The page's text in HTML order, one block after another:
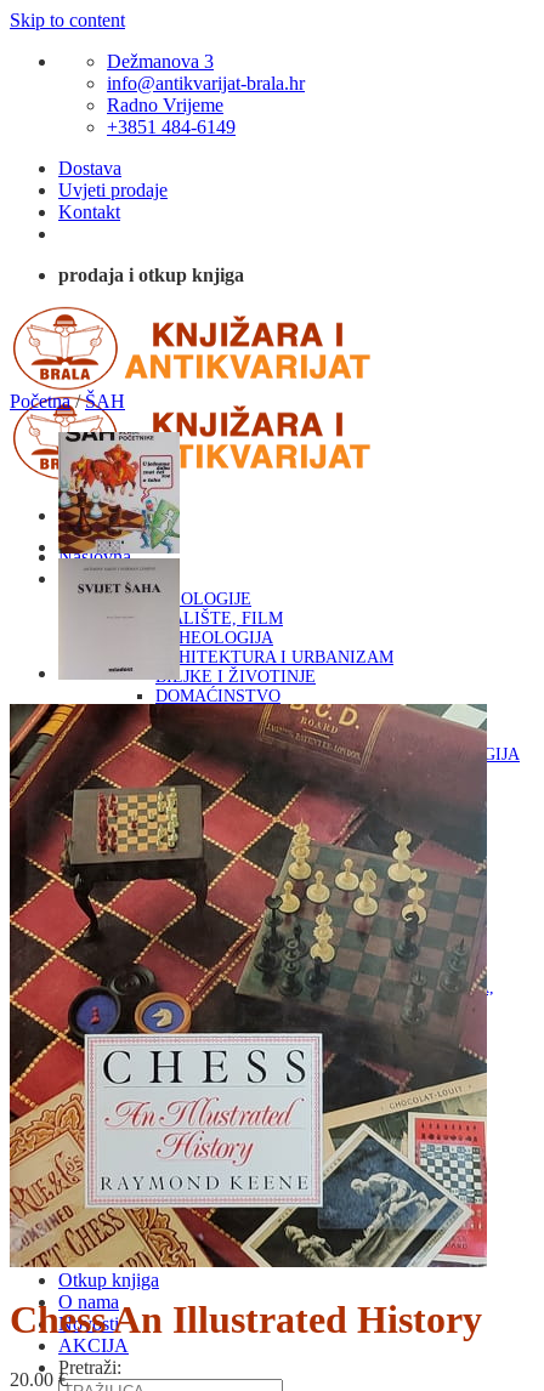
Skip to content
Dežmanova 3
info@antikvarijat-brala.hr
Radno Vrijeme
+3851 484-6149
Dostava
Uvjeti prodaje
Kontakt
prodaja i otkup knjiga
Naslovna
KNJIGE
OD ARHEOLOGIJE
DO KAZALIŠTE, FILM
ARHEOLOGIJA
ARHITEKTURA I URBANIZAM
BILJKE I ŽIVOTINJE
DOMAĆINSTVO
ENCIKLOPEDIJE I LEKSIKONI
ETNOLOGIJA
FILOZOFIJA, SOCIOLOGIJA, ANTROPOLOGIJA
FOTOGRAFIJA
GLAZBENA UMJETNOST
KAZALIŠTE, FILM
OD KNJIŽEVNOST
DO RELIGIJA
KNJIŽEVNOST
LIKOVNA UMJETNOST
LJEKOVITO BILJE I ZDRAVLJE
MITOLOGIJA
POVIJEST I PUBLICISTIKA
PRIRODNE ZNANOSTI
PSIHOLOGIJA, POPULARNA PSIHOLOGIJA,
ALTERNATIVA
RAZNO
RELIGIJA
OD RJEČNIKA
DO ZEMLJOVIDA
RJEČNICI, GRAMATIKE, PRAVOPISI…
ŠAH
SPORT
STRIPOVI
TEHNIČKE ZNANOSTI
TEORIJA I POVIJEST KNJIŽEVNOSTI
VEDUTE
ZAGREB
ZEMLJOVIDI
Otkup knjiga
O nama
Novosti
AKCIJA
Pretraži:
Početna / ŠAH
Chess An Illustrated History
20.00 €